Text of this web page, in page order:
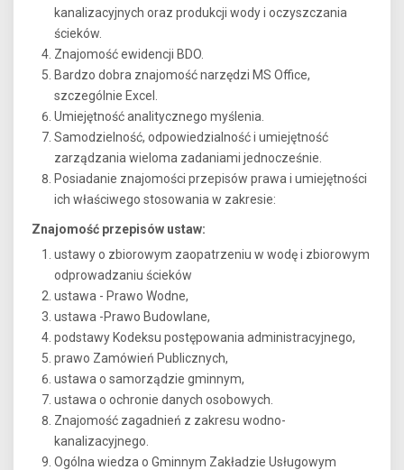
kanalizacyjnych oraz produkcji wody i oczyszczania
ścieków.
Znajomość ewidencji BDO.
Bardzo dobra znajomość narzędzi MS Office,
szczególnie Excel.
Umiejętność analitycznego myślenia.
Samodzielność, odpowiedzialność i umiejętność
zarządzania wieloma zadaniami jednocześnie.
Posiadanie znajomości przepisów prawa i umiejętności
ich właściwego stosowania w zakresie:
Znajomość przepisów ustaw:
ustawy o zbiorowym zaopatrzeniu w wodę i zbiorowym
odprowadzaniu ścieków
ustawa - Prawo Wodne,
ustawa -Prawo Budowlane,
podstawy Kodeksu postępowania administracyjnego,
prawo Zamówień Publicznych,
ustawa o samorządzie gminnym,
ustawa o ochronie danych osobowych.
Znajomość zagadnień z zakresu wodno-
kanalizacyjnego.
Ogólna wiedza o Gminnym Zakładzie Usługowym